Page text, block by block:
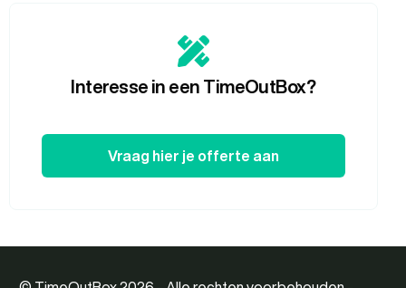
Interesse in een TimeOutBox?
Vraag hier je offerte aan